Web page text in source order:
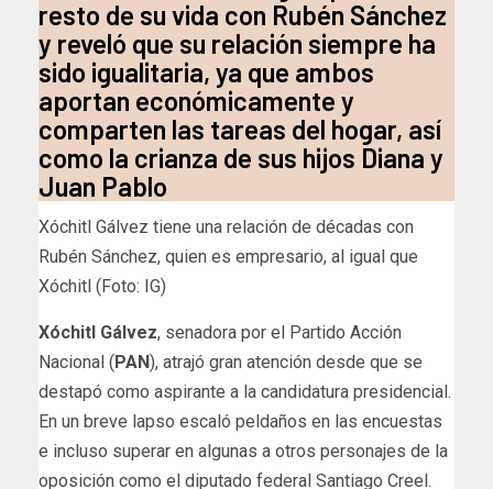
resto de su vida con Rubén Sánchez
y reveló que su relación siempre ha
sido igualitaria, ya que ambos
aportan económicamente y
comparten las tareas del hogar, así
como la crianza de sus hijos Diana y
Juan Pablo
Xóchitl Gálvez tiene una relación de décadas con
Rubén Sánchez, quien es empresario, al igual que
Xóchitl (Foto: IG)
Xóchitl Gálvez, senadora por el Partido Acción
Nacional ( PAN), atrajó gran atención desde que se
destapó como aspirante a la candidatura presidencial.
En un breve lapso escaló peldaños en las encuestas
e incluso superar en algunas a otros personajes de la
oposición como el diputado federal Santiago Creel.